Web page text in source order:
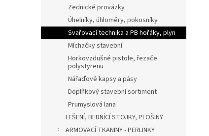
Zednické provázky
Úhelníky, úhloměry, pokosníky
Svařovací technika a PB hořáky, plyn
Míchačky stavební
Horkovzdušné pistole, řezače
polystyrenu
Nářaďové kapsy a pásy
Doplňkový stavební sortiment
Prumyslová lana
LEŠENÍ, BEDNÍCÍ STOJKY, PLOŠINY
ARMOVACÍ TKANINY - PERLINKY